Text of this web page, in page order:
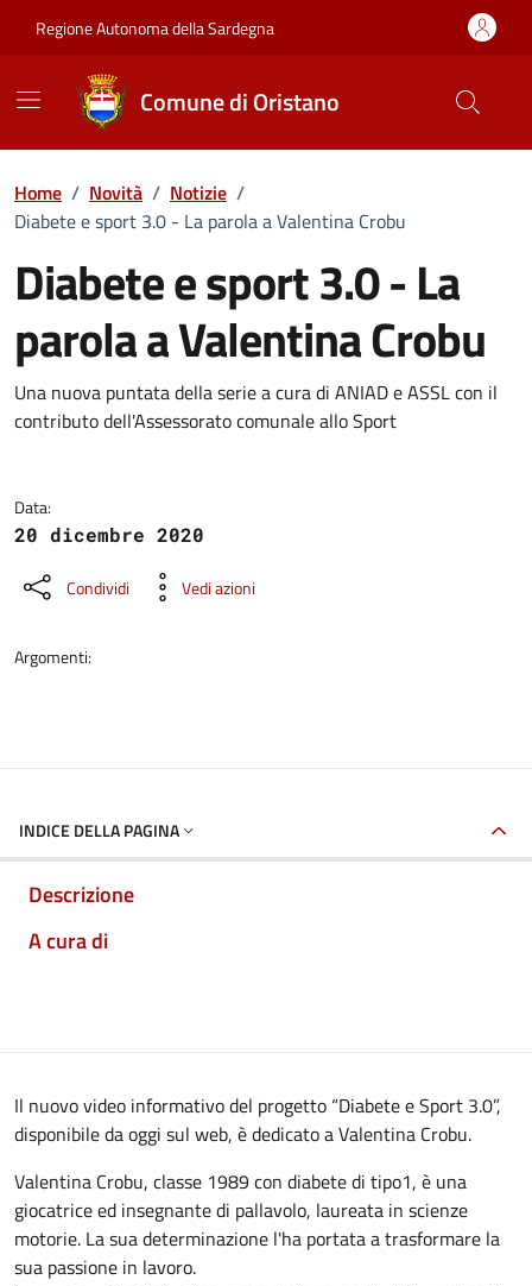
Regione Autonoma della Sardegna
Comune di Oristano
Home / Novità / Notizie /
Diabete e sport 3.0 - La parola a Valentina Crobu
Diabete e sport 3.0 - La
parola a Valentina Crobu
Dettagli della notizia
Una nuova puntata della serie a cura di ANIAD e ASSL con il
contributo dell'Assessorato comunale allo Sport
Data:
20 dicembre 2020
Condividi Vedi azioni
Argomenti:
INDICE DELLA PAGINA
Descrizione
A cura di
Il nuovo video informativo del progetto “Diabete e Sport 3.0”,
disponibile da oggi sul web, è dedicato a Valentina Crobu.
Valentina Crobu, classe 1989 con diabete di tipo1, è una
giocatrice ed insegnante di pallavolo, laureata in scienze
motorie. La sua determinazione l'ha portata a trasformare la
sua passione in lavoro.